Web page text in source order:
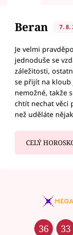
Beran 7. 8.
Je velmi
jednoduše se
záležitosti,
se přijít na
nemožné, takže
chtít nechat věci
než uděláte
CELÝ
36 33